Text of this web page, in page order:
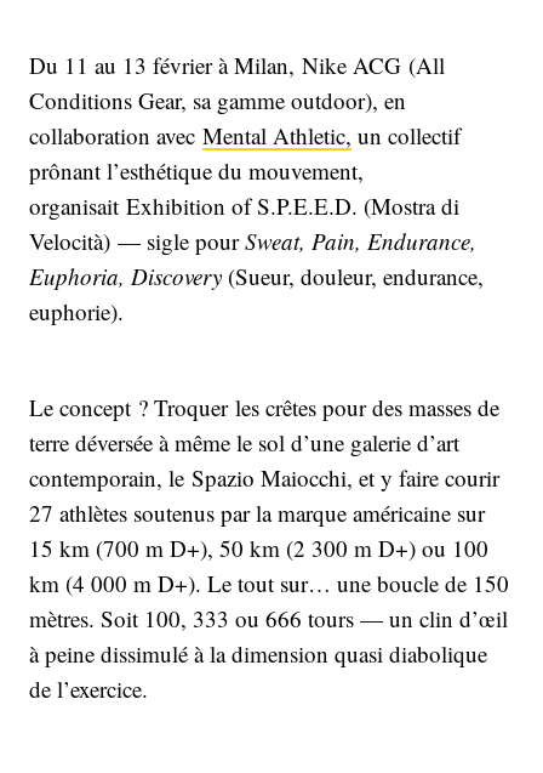
Du 11 au 13 février à Milan, Nike ACG (All
Conditions Gear, sa gamme outdoor), en
collaboration avec Mental Athletic, un collectif
prônant l’esthétique du mouvement,
organisait Exhibition of S.P.E.E.D. (Mostra di
Velocità) — sigle pourSweat, Pain, Endurance,
Euphoria, Discovery (Sueur, douleur, endurance,
euphorie).
Le concept ? Troquer les crêtes pour des masses de
terre déversée à même le sol d’une galerie d’art
contemporain, le Spazio Maiocchi, et y faire courir
27 athlètes soutenus par la marque américaine sur
15 km (700 m D+), 50 km (2 300 m D+) ou 100
km (4 000 m D+). Le tout sur… une boucle de 150
mètres. Soit 100, 333 ou 666 tours — un clin d’œil
à peine dissimulé à la dimension quasi diabolique
de l’exercice.